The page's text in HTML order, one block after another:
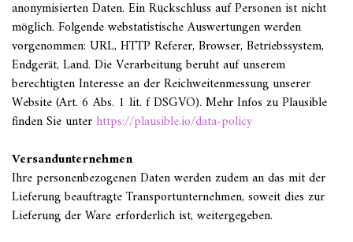
anonymisierten Daten. Ein Rückschluss auf Personen ist nicht
möglich. Folgende webstatistische Auswertungen werden
vorgenommen: URL, HTTP Referer, Browser, Betriebssystem,
Endgerät, Land. Die Verarbeitung beruht auf unserem
berechtigten Interesse an der Reichweitenmessung unserer
Website (Art. 6 Abs. 1 lit. f DSGVO). Mehr Infos zu Plausible
finden Sie unter https://plausible.io/data-policy
Versandunternehmen
Ihre personenbezogenen Daten werden zudem an das mit der
Lieferung beauftragte Transportunternehmen, soweit dies zur
Lieferung der Ware erforderlich ist, weitergegeben.